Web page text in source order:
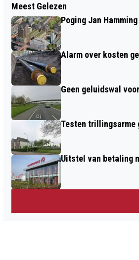
DAM TOT DAMLOOP OOK
DE BAAN
Meest Gelezen
Poging Jan
Alarm over kosten
Geen geluidswal
Testen trillingsarme
Uitstel van betaling